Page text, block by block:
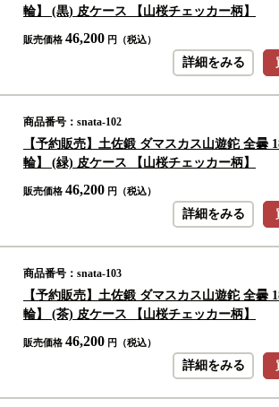
輪】 (黒) 皮ケース 【山桜チェッカー柄】
販売価格 46,200 円（税込）
詳細をみる
商品番号：snata-102
【予約販売】土佐鍛 ダマスカス山遊鉈 全曇
輪】 (緑) 皮ケース 【山桜チェッカー柄】
販売価格 46,200 円（税込）
詳細をみる
商品番号：snata-103
【予約販売】土佐鍛 ダマスカス山遊鉈 全曇
輪】 (茶) 皮ケース 【山桜チェッカー柄】
販売価格 46,200 円（税込）
詳細をみる